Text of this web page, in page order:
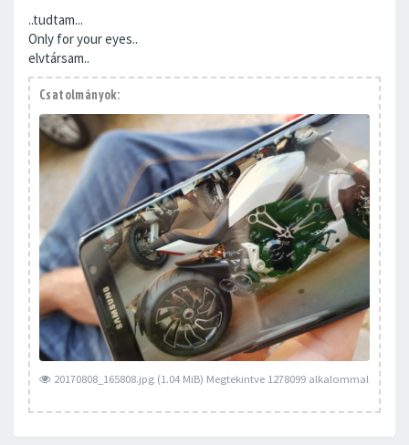
..tudtam...
Only for your eyes..
elvtársam..
Csatolmányok:
20170808_165808.jpg (1.04 MiB) Megtekintve 1278099 alkalommal